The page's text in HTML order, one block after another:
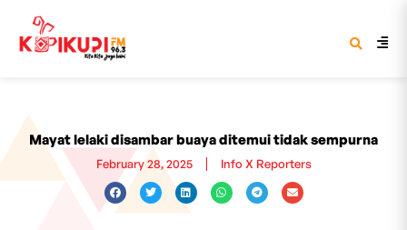
Mayat lelaki disambar buaya ditemui tidak sempurna
February 28, 2025 Info X Reporters